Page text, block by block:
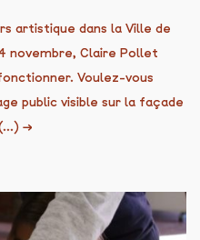
artistique dans la Ville de
novembre, Claire Pollet
Voulez-vous
public visible sur la façade
→